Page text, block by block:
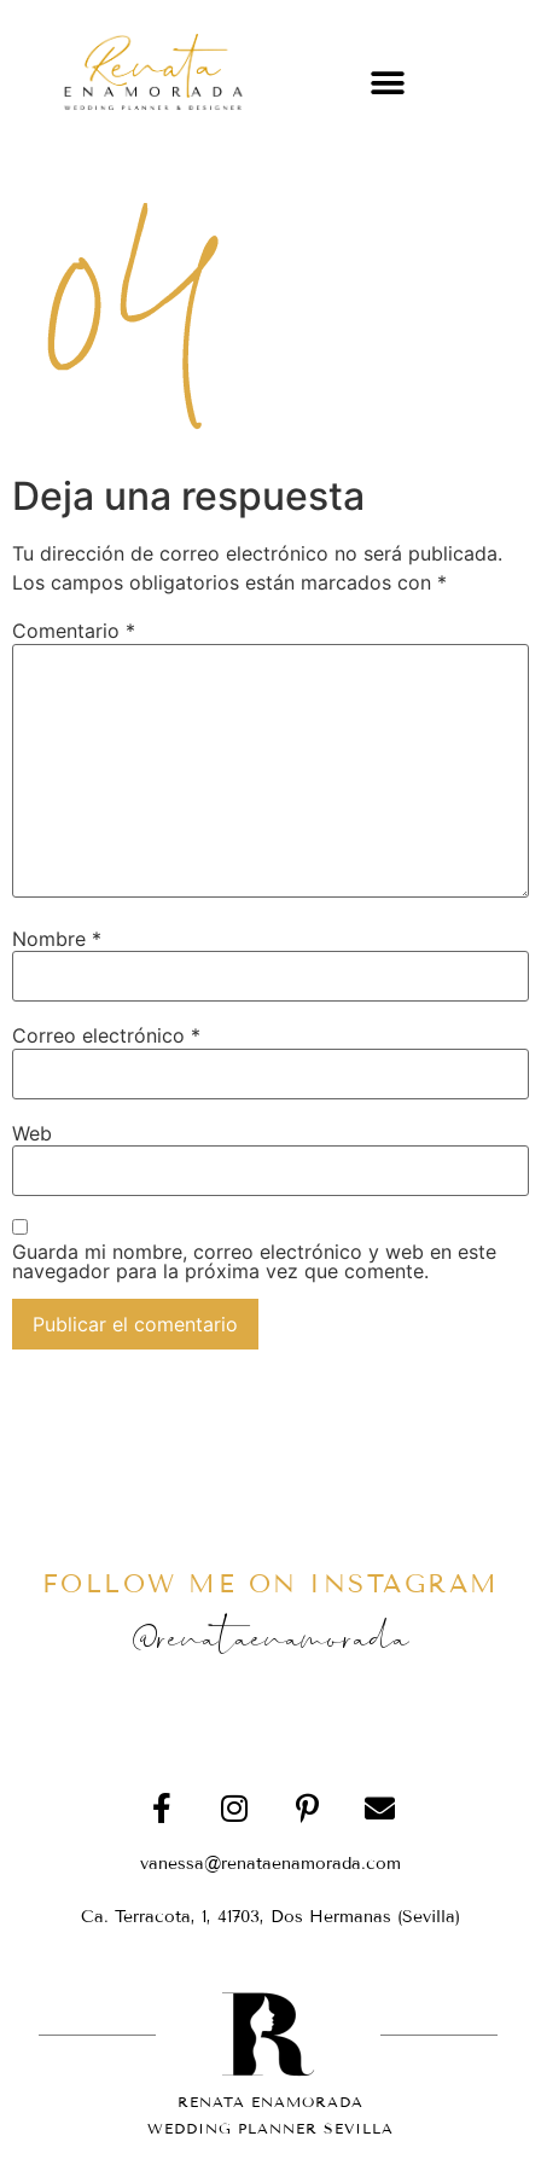
Deja una respuesta
Tu dirección de correo electrónico no será publicada.
Los campos obligatorios están marcados con *
Comentario *
Nombre *
Correo electrónico *
Web
Guarda mi nombre, correo electrónico y web en este
navegador para la próxima vez que comente.
FOLLOW ME ON INSTAGRAM
@renataenamorada
vanessa@renataenamorada.com
Ca. Terracota, 1, 41703, Dos Hermanas (Sevilla)
RENATA ENAMORADA
WEDDING PLANNER SEVILLA